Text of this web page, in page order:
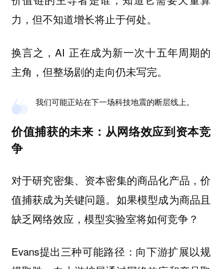
力，但不知道增长将止于何处。
换言之，AI 正在成为新一次十五年周期的
主角，但整场剧的走向仍未写完。
我们可能正站在下一场科技地震的断层线上。
价值捕获的未来：从网络效应到资本竞
争
对于研究密集、资本密集的商品化产品，价
值捕获成为关键问题。如果模型成为商品且
缺乏网络效应，模型实验室将如何竞争？
Evans提出三种可能路径：向下游扩展以规